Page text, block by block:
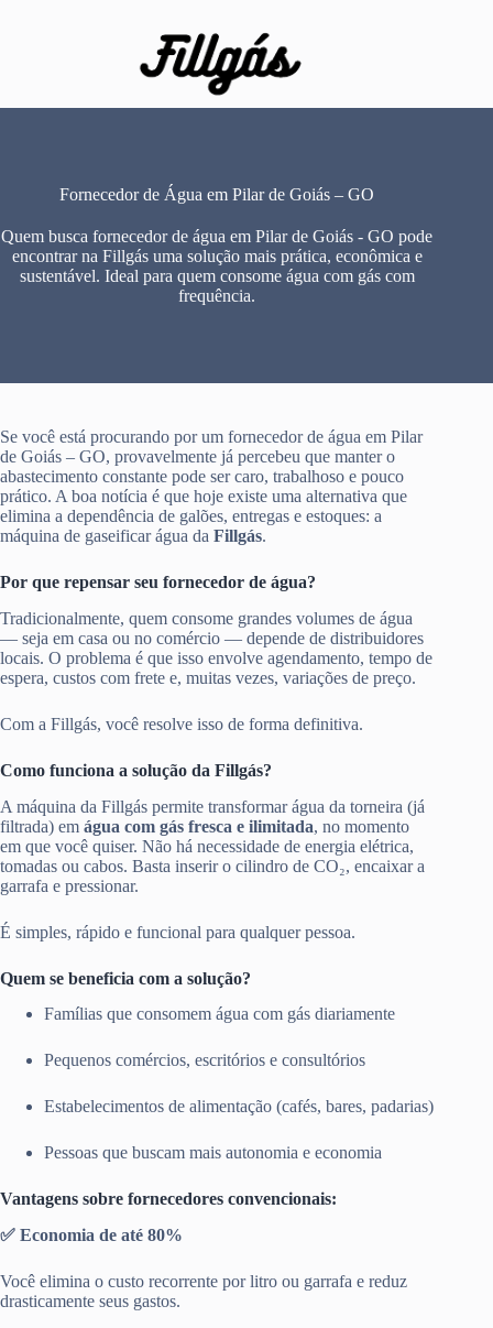
Fornecedor de Água em Pilar de Goiás – GO
Quem busca fornecedor de água em Pilar de Goiás - GO pode
encontrar na Fillgás uma solução mais prática, econômica e
sustentável. Ideal para quem consome água com gás com
frequência.
Se você está procurando por um fornecedor de água em Pilar
de Goiás – GO, provavelmente já percebeu que manter o
abastecimento constante pode ser caro, trabalhoso e pouco
prático. A boa notícia é que hoje existe uma alternativa que
elimina a dependência de galões, entregas e estoques: a
máquina de gaseificar água da Fillgás.
Por que repensar seu fornecedor de água?
Tradicionalmente, quem consome grandes volumes de água
— seja em casa ou no comércio — depende de distribuidores
locais. O problema é que isso envolve agendamento, tempo de
espera, custos com frete e, muitas vezes, variações de preço.
Com a Fillgás, você resolve isso de forma definitiva.
Como funciona a solução da Fillgás?
A máquina da Fillgás permite transformar água da torneira (já
filtrada) em água com gás fresca e ilimitada, no momento
em que você quiser. Não há necessidade de energia elétrica,
tomadas ou cabos. Basta inserir o cilindro de CO₂, encaixar a
garrafa e pressionar.
É simples, rápido e funcional para qualquer pessoa.
Quem se beneficia com a solução?
Famílias que consomem água com gás diariamente
Pequenos comércios, escritórios e consultórios
Estabelecimentos de alimentação (cafés, bares, padarias)
Pessoas que buscam mais autonomia e economia
Vantagens sobre fornecedores convencionais:
✅ Economia de até 80%
Você elimina o custo recorrente por litro ou garrafa e reduz
drasticamente seus gastos.